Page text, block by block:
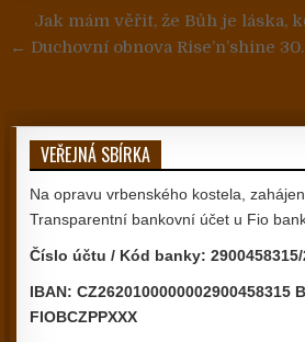
Navigace pro
Jak mám věřit, že Bůh je láska,
← Duchovní obnova Rise’n’shine 30.
VEŘEJNÁ SBÍRKA
Na opravu vrbenského kostela,
Transparentní bankovní účet u Fio
Číslo účtu / Kód banky: 2900458315/
IBAN: CZ2620100000002900458315
FIOBCZPPXXX